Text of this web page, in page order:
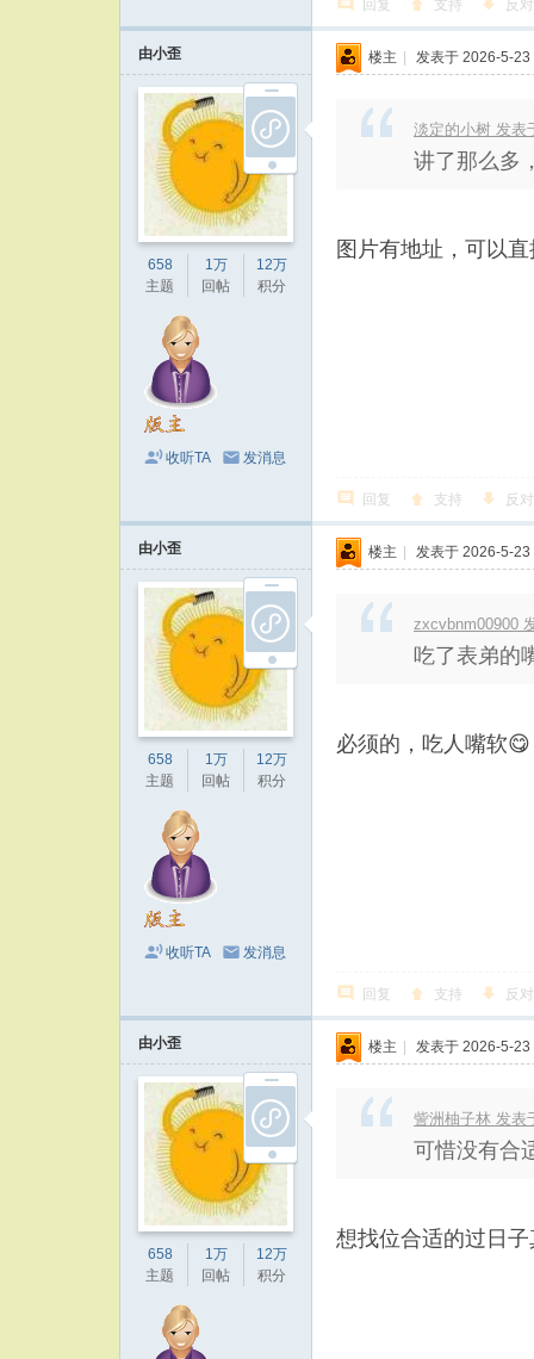
回复 支持 反对
由小歪
658
主题
1万
回帖
12万
积分
收听TA 发消息
楼主 | 发表于 2026-5-
淡定的小树 发表
讲了那么多
图片有地址，可以
回复 支持 反对
由小歪
658
主题
1万
回帖
12万
积分
收听TA 发消息
楼主 | 发表于 2026-5-
zxcvbnm00900
吃了表弟的
必须的，吃人嘴软😋
回复 支持 反对
由小歪
658
主题
1万
回帖
12万
积分
楼主 | 发表于 2026-5-
訾洲柚子林 发表
可惜没有合
想找位合适的过日